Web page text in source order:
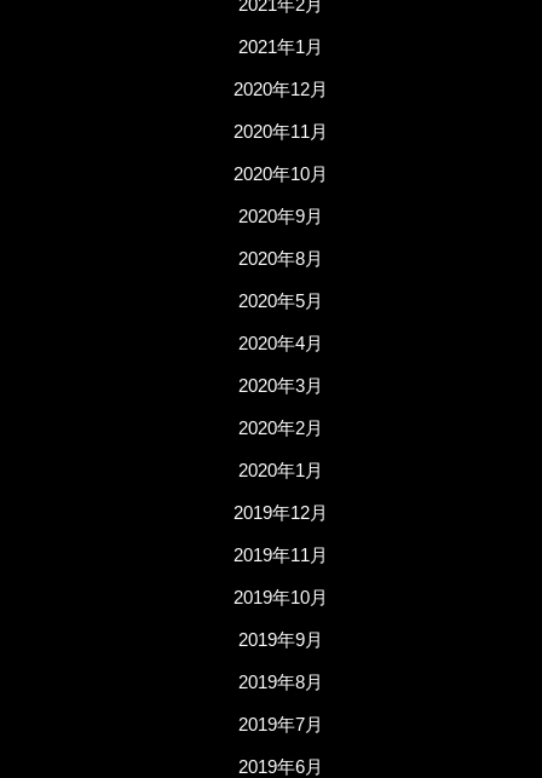
2021年2月
2021年1月
2020年12月
2020年11月
2020年10月
2020年9月
2020年8月
2020年5月
2020年4月
2020年3月
2020年2月
2020年1月
2019年12月
2019年11月
2019年10月
2019年9月
2019年8月
2019年7月
2019年6月